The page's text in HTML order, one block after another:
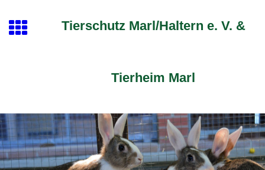
Tierschutz Marl/Haltern e. V. &
Tierheim Marl